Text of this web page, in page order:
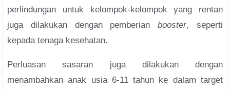
perlindungan untuk kelompok-kelompok yang rentan
juga dilakukan dengan pemberianbooster, seperti
kepada tenaga kesehatan.
Perluasan sasaran juga dilakukan dengan
menambahkan anak usia 6-11 tahun ke dalam target